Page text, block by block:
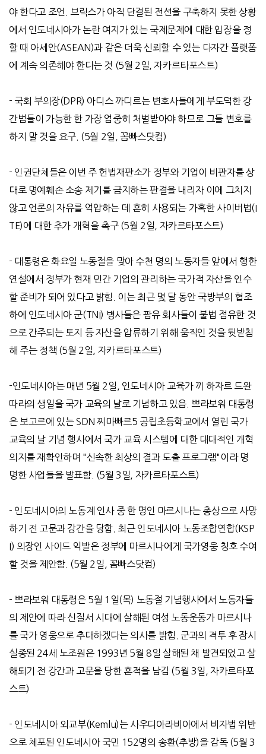
야 한다고 조언. 브릭스가 아직 단결된 전선을 구축하지 못한 상황
에서 인도네시아가 논란 여지가 있는 국제문제에 대한 입장을 정
할 때 아세안(ASEAN)과 같은 더욱 신뢰할 수 있는 다자간 플랫폼
에 계속 의존해야 한다는 것 (5월 2일, 자카르타포스트)
- 국회 부의장(DPR) 아디스 까디르는 변호사들에게 부도덕한 강
간범들이 가능한 한 가장 엄중히 처벌받아야 하므로 그들 변호를
하지 말 것을 요구 . (5월 2일 꼼빠스닷컴)
- 인권단체들은 이번 주 헌법재판소가 정부와 기업이 비판자를 상
대로 명예훼손 소송 제기를 금지하는 판결을 내리자 이에 그치지
않고 언론의 자유를 억압하는 데 흔히 사용되는 가혹한 사이버법(I
TE)에 대한 추가 개혁을 촉구(5월 2일 자카르타포스트)
- 대통령은 화요일 노동절을 맞아 수천 명의 노동자들 앞에서 행한
연설에서 정부가 현재 민간 기업의 관리하는 국가적 자산을 인수
할 준비가 되어 있다고 밝힘
이는 최근 몇 달 동안 국방부의 협조
하에 인도네시아 군(TNI) 병사들은 팜유 회사들이 불법 점유한 것
으로 간주되는 토지 등 자산을 압류하기 위해 움직인 것을 뒷받침
해 주는 정책 (5월 2일 자카르타포스트)
-인도네시아는 매년 5월 2일
인도네시아 교육가 끼 하자르 드완
따라의 생일을 국가 교육의 날로 기념하고 있음
쁘라보워 대통령
은 보고르에 있는SDN찌마빠르5 공립초등학교에서 열린 국가
교육의 날 기념 행사에서 국가 교육 시스템에 대한 대대적인 개혁
의지를 재확인하며 "신속한 최상의 결과 도출 프로그램"이라 명
명한 사업들을 발표함. (5월 3일 자카르타포스트)
- 인도네시아의 노동계 인사 중 한 명인 마르시나는 총상으로 사망
하기 전 고문과 강간을 당함
최근 인도네시아 노동조합연합(KSP
I) 의장인 사이드 익발은 정부에 마르시나에게 국가영웅 칭호 수여
할 것을 제안함. (5월 2일 꼼빠스닷컴)
- 쁘라보워 대통령은 5월 1일(목) 노동절 기념행사에서 노동자들
의 제안에 따라 신질서 시대에 살해된 여성 노동운동가 마르시나
를 국가 영웅으로 추대하겠다는 의사를 밝힘. 군과의 격투 후 잠시
실종된 24세 노조원은 1993년 5월 8일 살해된 채 발견되었고 살
해되기 전 강간과 고문을 당한 흔적을 남김 (5월 3일, 자카르타포
스트)
- 인도네시아 외교부(Kemlu)는 사우디아라비아에서 비자법 위반
으로 체포된 인도네시아 국민 152명의 송환(추방)을 감독(5월 3